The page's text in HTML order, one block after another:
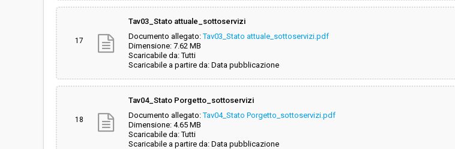
17
Tav03_Stato attuale_sottoservizi
Documento allegato:Tav03_Stato attuale_sottoservizi.pdf
Dimensione: 7.62 MB
Scaricabile da: Tutti
Scaricabile a partire da: Data pubblicazione
18
Tav04_Stato Porgetto_sottoservizi
Documento allegato:Tav04_Stato Porgetto_sottoservizi.pdf
Dimensione: 4.65 MB
Scaricabile da: Tutti
Scaricabile a partire da: Data pubblicazione